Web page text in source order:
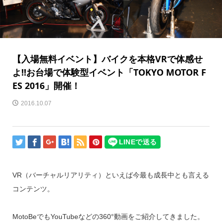
【入場無料イベント】バイクを本格VRで体感せ
よ!!お台場で体験型イベント「TOKYO MOTOR F
ES 2016」開催！
2016.10.07
VR（バーチャルリアリティ）といえば今最も成長中とも言える
コンテンツ。
MotoBeでもYouTubeなどの360°動画をご紹介してきました。